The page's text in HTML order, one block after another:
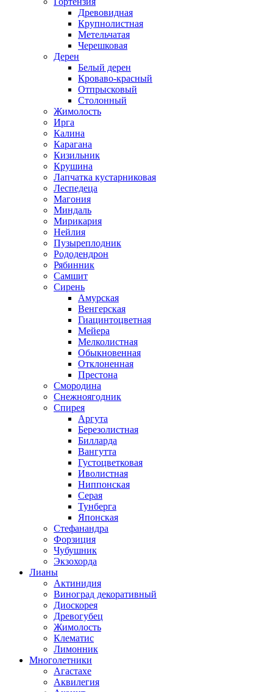
Древовидная
Крупнолистная
Метельчатая
Черешковая
Дерен
Белый дерен
Кроваво-красный
Отпрысковый
Столонный
Жимолость
Ирга
Калина
Карагана
Кизильник
Крушина
Лапчатка кустарниковая
Леспедеца
Магония
Миндаль
Мирикария
Нейлия
Пузыреплодник
Рододендрон
Рябинник
Самшит
Сирень
Амурская
Венгерская
Гиацинтоцветная
Мейера
Мелколистная
Обыкновенная
Отклоненная
Престона
Смородина
Снежноягодник
Спирея
Аргута
Березолистная
Билларда
Вангутта
Густоцветковая
Иволистная
Ниппонская
Серая
Тунберга
Японская
Стефанандра
Форзиция
Чубушник
Экзохорда
Лианы
Актинидия
Виноград декоративный
Диоскорея
Древогубец
Жимолость
Клематис
Лимонник
Многолетники
Агастахе
Аквилегия